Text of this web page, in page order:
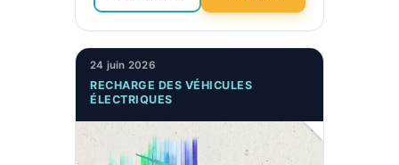
24 juin 2026
RECHARGE DES VÉHICULES
ÉLECTRIQUES